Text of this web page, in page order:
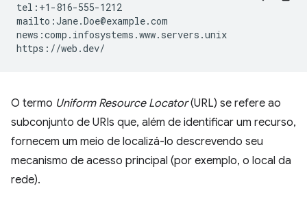
tel:+1-816-555-1212
mailto:Jane.Doe@example.com
news:comp.infosystems.www.servers.unix
O termo Uniform Resource Locator(URL) se refere ao
subconjunto de URIs que, além de identificar um recurso,
fornecem um meio de localizá-lo descrevendo seu
mecanismo de acesso principal (por exemplo, o local da
rede).